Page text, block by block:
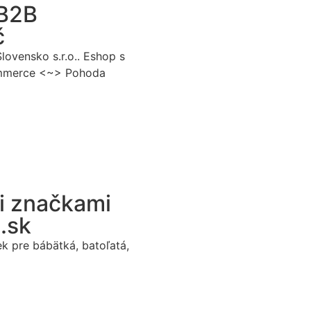
s.r.o.. Eshop s
<~> Pohoda
značkami
pre bábätká, batoľatá,